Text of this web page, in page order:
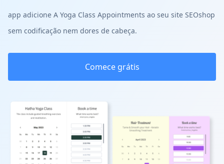
app adicione A Yoga Class Appointments ao seu site SEOshop
sem codificação nem dores de cabeça.
Comece grátis